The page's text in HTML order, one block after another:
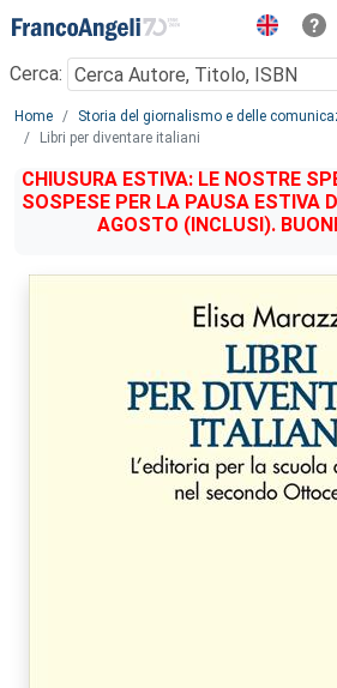
Menu
Cerca:
Main content
Home
Storia del giornalismo e delle
Libri per diventare italiani
CHIUSURA ESTIVA: LE NOSTRE
SOSPESE PER LA PAUSA ESTIVA
AGOSTO (INCLUSI).